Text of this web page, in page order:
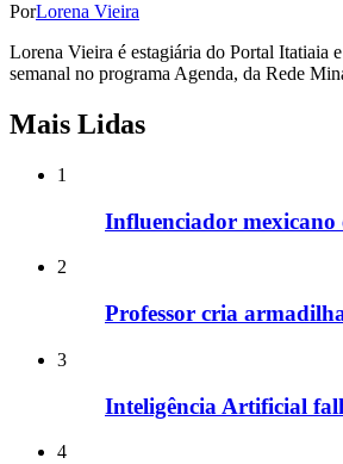
PorLorena Vieira
Lorena Vieira é estagiária do Portal Itatiaia
semanal no programa Agenda, da Rede
Mais Lidas
1
Influenciador mexicano
2
Professor cria
3
Inteligência Artificial
4